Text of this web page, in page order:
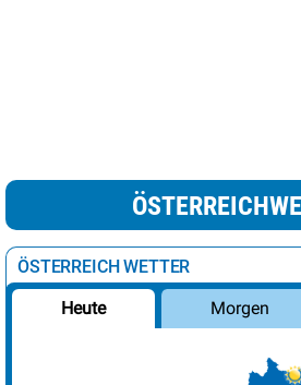
ÖSTERREICH WETTER
Heute Morgen